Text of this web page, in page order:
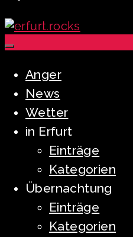
Anger
News
Wetter
in Erfurt
Einträge
Kategorien
Übernachtung
Einträge
Kategorien